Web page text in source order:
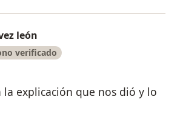
león
verificado
la explicación que nos dió y lo